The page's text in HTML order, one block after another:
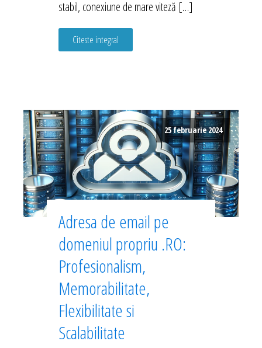
stabil, conexiune de mare viteză […]
Citeste integral
25 februarie 2024
Adresa de email pe
domeniul propriu .RO:
Profesionalism,
Memorabilitate,
Flexibilitate si
Scalabilitate